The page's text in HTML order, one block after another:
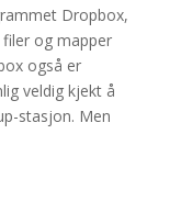
Dropbox,
og mapper
også er
veldig kjekt å
stasjon. Men